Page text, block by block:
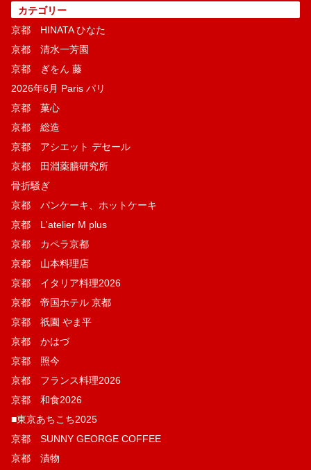
カテゴリー
京都 HINATA ひなた
京都 清水一芳園
京都 ぎをん 藤
2026年6月 Paris パリ
京都 菓​心
京都 総造
京都 アシエット デセール
京都 田淵薬膳研究所
骨折騒ぎ
京都 パンケーキ、ホットケーキ
京都 L'atelier M plus
京都 カペラ京都
京都 山本料理店
京都 イタリア料理2026
京都 帝国ホテル 京都
京都 祇園 やま平
京都 かはづ
京都 照今
京都 フランス料理2026
京都 和食2026
■東京あちこち2025
京都 SUNNY GEORGE COFFEE
京都 漬物